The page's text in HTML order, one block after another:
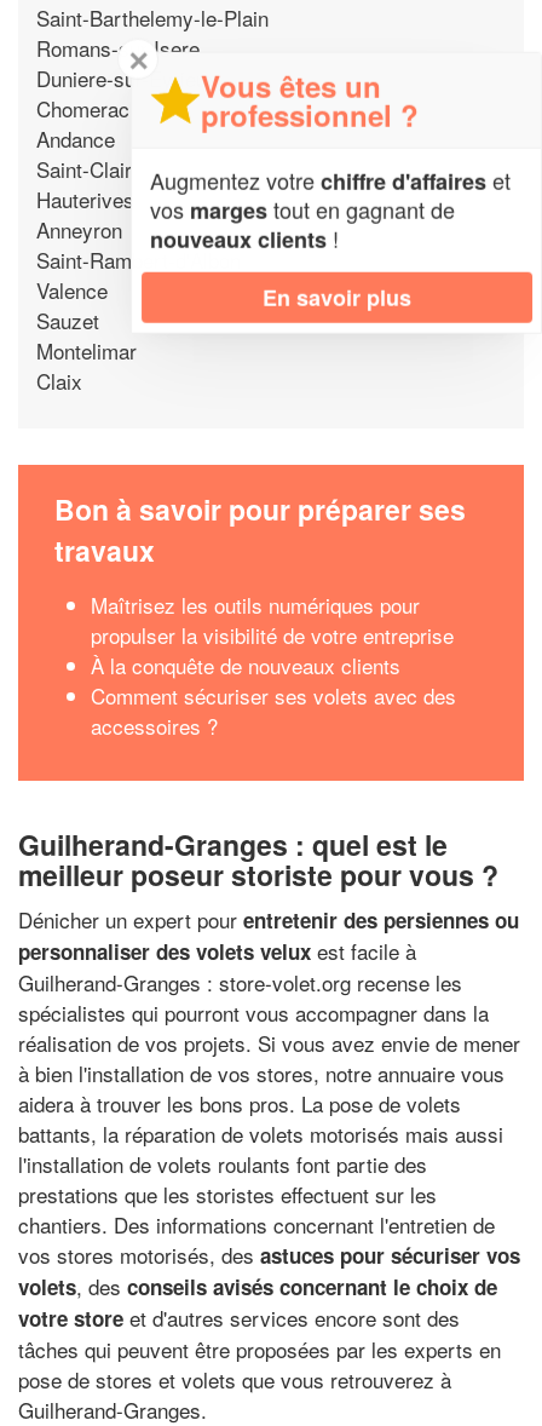
Saint-Barthelemy-le-Plain
Romans-sur-Isere
Duniere-sur-Eyrieux
Chomerac
Andance
Saint-Clair
Hauterives
Anneyron
Saint-Rambert-d'Albon
Valence
Sauzet
Montelimar
Claix
Bon à savoir pour préparer ses
travaux
Maîtrisez les outils numériques pour
propulser la visibilité de votre entreprise
À la conquête de nouveaux clients
Comment sécuriser ses volets avec des
accessoires ?
Guilherand-Granges : quel est le
meilleur poseur storiste pour vous ?
Dénicher un expert pour entretenir des persiennes ou
personnaliser des volets velux est facile à
Guilherand-Granges : store-volet.org recense les
spécialistes qui pourront vous accompagner dans la
réalisation de vos projets. Si vous avez envie de mener
à bien l'installation de vos stores, notre annuaire vous
aidera à trouver les bons pros. La pose de volets
battants, la réparation de volets motorisés mais aussi
l'installation de volets roulants font partie des
prestations que les storistes effectuent sur les
chantiers. Des informations concernant l'entretien de
vos stores motorisés, des astuces pour sécuriser vos
volets, des conseils avisés concernant le choix de
votre store et d'autres services encore sont des
tâches qui peuvent être proposées par les experts en
pose de stores et volets que vous retrouverez à
Guilherand-Granges.
✕
Vous êtes un
professionnel ?
Augmentez votrechiffre d'affaireset
vos margestout en gagnant de
nouveaux clients !
En savoir plus